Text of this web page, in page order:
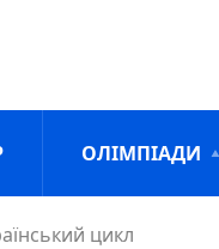
ОЛІМПІАДИ
цикл